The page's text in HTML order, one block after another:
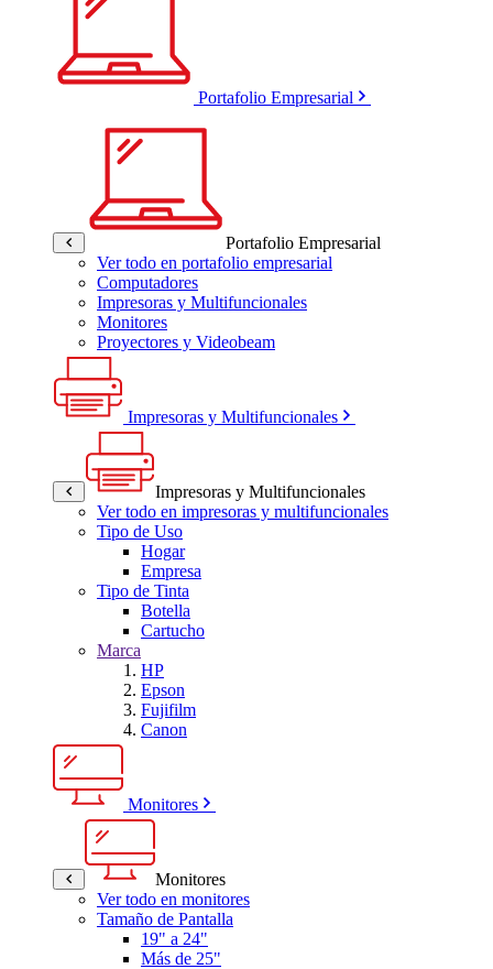
Portafolio Empresarial
Portafolio Empresarial
Ver todo en portafolio empresarial
Computadores
Impresoras y Multifuncionales
Monitores
Proyectores y Videobeam
Impresoras y Multifuncionales
Impresoras y Multifuncionales
Ver todo en impresoras y multifuncionales
Tipo de Uso
Hogar
Empresa
Tipo de Tinta
Botella
Cartucho
Marca
HP
Epson
Fujifilm
Canon
Monitores
Monitores
Ver todo en monitores
Tamaño de Pantalla
19" a 24"
Más de 25"